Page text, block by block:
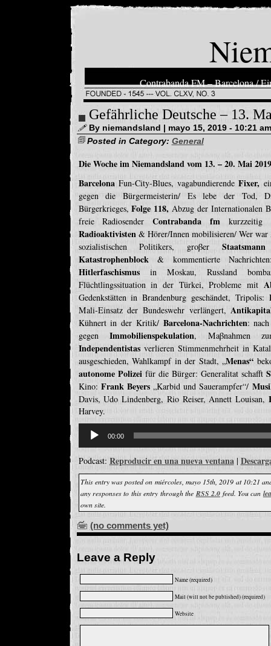
Contrabanda FM – Barcelona /
Gefährliche Deutsche – 13.
By niemandsland | mayo 15, 2019 - 10:21 am
Posted in Category: General
Die Woche im Niemandsland vom 13. – 20. Mai 2019
BarcelonaFun-City-Blues, vagabundierendeFixer,
gegen die Bürgermeisterin/ Es lebe der Tod,
Bürgerkrieges,Folge 118,Abzug der Internationalen
freie RadiosenderContrabanda fm kurzzeitig
Radioaktivisten& Hörer/Innen mobilisieren/ Wer war
sozialistischen Politikers, groβerStaatsmann
Katastrophenblock& kommentierte
Hitlerfaschismusin Moskau, Russland
Flüchtlingssituation in der Türkei, Probleme mit
Gedenkstätten in Brandenburg geschändet, Tripolis:
Mali-Einsatz der Bundeswehr verlängert,
Kühnert in der Kritik/ Barcelona-Nachrichten:
gegen Immobilienspekulation, Maβnahmen
Independentistasverlieren Stimmenmehrheit in
ausgeschieden, Wahlkampf in der Stadt, „Menas“
autonome Polizeifür die Bürger: Generalitat schafft
Kino: Frank Beyers„Karbid und Sauerampfer“/
Davis, Udo Lindenberg, Rio Reiser, Annett Louisan,
Harvey.
audio
00:00
Podcast: Reproducir en una nueva ventana|
This entry was posted on miércoles, mayo 15th, 2019 at 10:21
any responses to this entry through the RSS 2.0 feed. You can
own site.
(no comments yet)
Leave a Reply
Name (required)
Mail (will not be published) (required)
Website